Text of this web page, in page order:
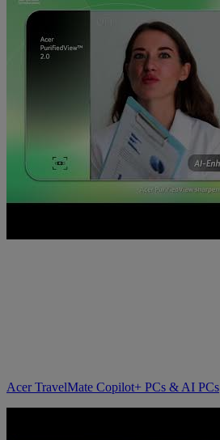
Acer TravelMate Copilot+ PCs & AI PCs